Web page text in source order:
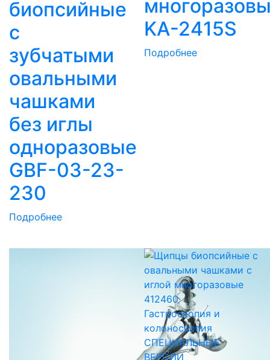
биопсийные
с
зубчатыми
овальными
чашками
без иглы
одноразовые
GBF-03-23-
230
Подробнее
KA-2415S
Подробнее
Гастроскопия и
колоноскопия
СПЕЦИАЛЬНЫЕ
ВЕРСИИ